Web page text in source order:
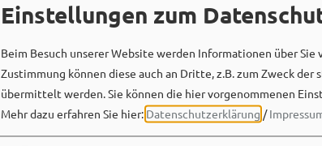
Einstellungen zum
Beim Besuch unserer Website werden Informationen über
Zustimmung können diese auch an Dritte, z.B. zum Zweck
übermittelt werden. Sie können die hier vorgenommenen
Mehr dazu erfahren Sie hier: Datenschutzerklärung /